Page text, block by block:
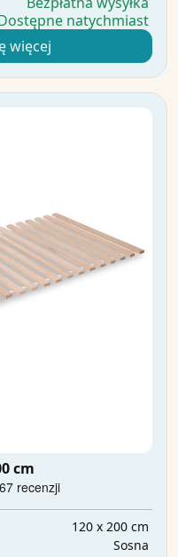
natychmiast
więcej
cm
120 x 200 cm
Sosna